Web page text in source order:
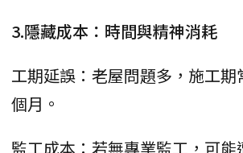
3.隱藏成本：時間與精神消耗
工期延誤：老屋問題多，施工期
個月。
監工成本：若無專業監工，可